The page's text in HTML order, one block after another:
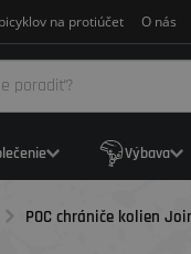
na protiúčet O nás
Výbava
POC chrániče kolien